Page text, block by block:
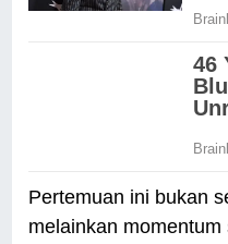
Pertemuan ini bukan
melainkan